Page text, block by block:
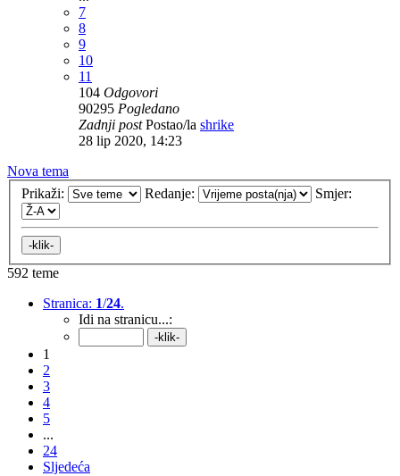
7
8
9
10
11
104 Odgovori
90295 Pogledano
Zadnji postPostao/la shrike
28 lip 2020, 14:23
Nova tema
Prikaži:
Redanje: Smjer:
592 teme
Stranica: 1/24.
Idi na stranicu...:
1
2
3
4
5
...
24
Sljedeća